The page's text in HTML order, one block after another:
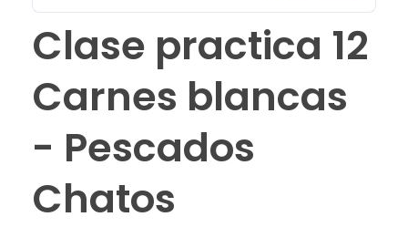
Clase practica 12
Carnes blancas
- Pescados
Chatos